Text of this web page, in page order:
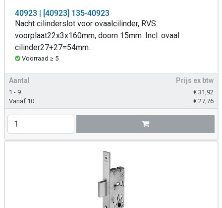
40923 | [40923] 135-40923
Nacht cilinderslot voor ovaalcilinder, RVS
voorplaat22x3x160mm, doorn 15mm. Incl. ovaal
cilinder27+27=54mm.
Voorraad ≥ 5
Aantal Prijs ex btw
1 - 9 € 31,92
Vanaf 10
€ 27,76